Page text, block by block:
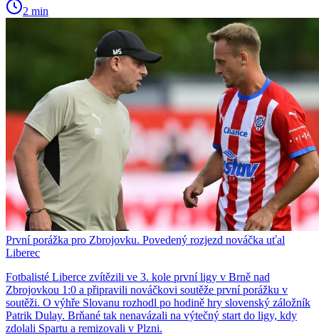
2 min
První porážka pro Zbrojovku. Povedený rozjezd nováčka uťal
Liberec
Fotbalisté Liberce zvítězili ve 3. kole první ligy v Brně nad
Zbrojovkou 1:0 a připravili nováčkovi soutěže první porážku v
soutěži. O výhře Slovanu rozhodl po hodině hry slovenský záložník
Patrik Dulay. Brňané tak nenavázali na výtečný start do ligy, kdy
zdolali Spartu a remizovali v Plzni.